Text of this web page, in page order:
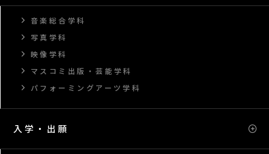
音楽総合学科
写真学科
映像学科
マスコミ出版・芸能学科
パフォーミングアーツ学科
入学・出願